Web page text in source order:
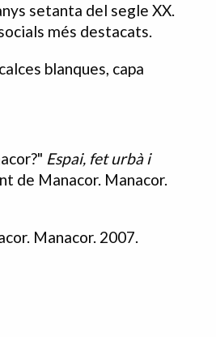
setanta del segle XX.
més destacats.
blanques, capa
Espai, fet urbà i
de Manacor. Manacor.
Manacor. 2007.